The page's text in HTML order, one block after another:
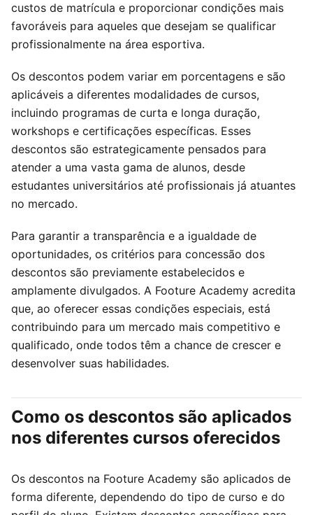
custos de matrícula e proporcionar condições mais
favoráveis para aqueles que desejam se qualificar
profissionalmente na área esportiva.
Os descontos podem variar em porcentagens e são
aplicáveis a diferentes modalidades de cursos,
incluindo programas de curta e longa duração,
workshops e certificações específicas. Esses
descontos são estrategicamente pensados para
atender a uma vasta gama de alunos, desde
estudantes universitários até profissionais já atuantes
no mercado.
Para garantir a transparência e a igualdade de
oportunidades, os critérios para concessão dos
descontos são previamente estabelecidos e
amplamente divulgados. A Footure Academy acredita
que, ao oferecer essas condições especiais, está
contribuindo para um mercado mais competitivo e
qualificado, onde todos têm a chance de crescer e
desenvolver suas habilidades.
Como os descontos são aplicados
nos diferentes cursos oferecidos
Os descontos na Footure Academy são aplicados de
forma diferente, dependendo do tipo de curso e do